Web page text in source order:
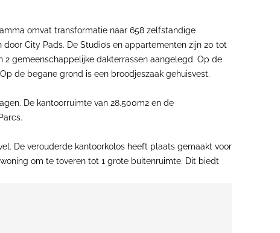
omvat transformatie naar 658 zelfstandige
City Pads. De Studio’s en appartementen zijn 20 tot
2 gemeenschappelijke dakterrassen aangelegd. Op de
de begane grond is een broodjeszaak gehuisvest.
De kantoorruimte van 28.500m2 en de
De verouderde kantoorkolos heeft plaats gemaakt voor
om te toveren tot 1 grote buitenruimte. Dit biedt